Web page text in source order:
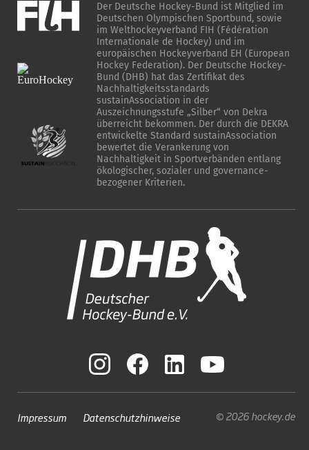
Der Deutsche Hockey-Bund ist Mitglied im
Deutschen Olympischen Sportbund, sowie
im Welthockeyverband FIH (Fédération
Internationale de Hockey) und im
europäischen Hockeyverband EH (European
Hockey Federation). Der Deutsche Hockey-
Bund (DHB) hat das Zertifikat des
Nachhaltigkeitsstandards
sustainAssociation in der
Auszeichnungsstufe „Silber“ von Dekra
überreicht bekommen. Der durch die DEKRA
entwickelte Standard sustainAssociation
bewertet die Verankerung von
Nachhaltigkeit in Sportverbänden entlang
ökologischer, sozialer und governance-
bezogener Kriterien.
Impressum Datenschutzhinweise © 2026 hockey.de